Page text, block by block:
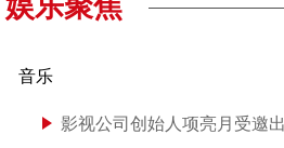
娱乐聚焦
音乐
影视公司创始人项亮月受邀